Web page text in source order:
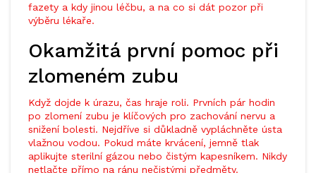
fazety a kdy jinou léčbu, a na co si dát pozor při
výběru lékaře.
Okamžitá první pomoc při
zlomeném zubu
Když dojde k úrazu, čas hraje roli. Prvních pár hodin
po zlomení zubu je klíčových pro zachování nervu a
snižení bolesti. Nejdříve si důkladně vypláchněte ústa
vlažnou vodou. Pokud máte krvácení, jemně tlak
aplikujte sterilní gázou nebo čistým kapesníkem. Nikdy
netlačte přímo na ránu nečistými předměty.